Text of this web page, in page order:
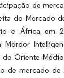
de
do Mercado
e África em
Mordor
do Oriente
de mercado de